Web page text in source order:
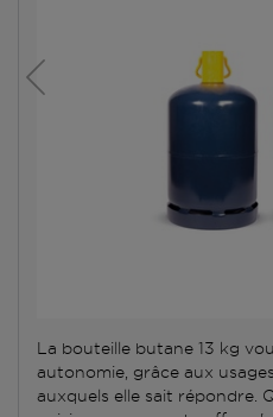
La bouteille butane 13 kg
autonomie, grâce aux
auxquels elle sait répondre.